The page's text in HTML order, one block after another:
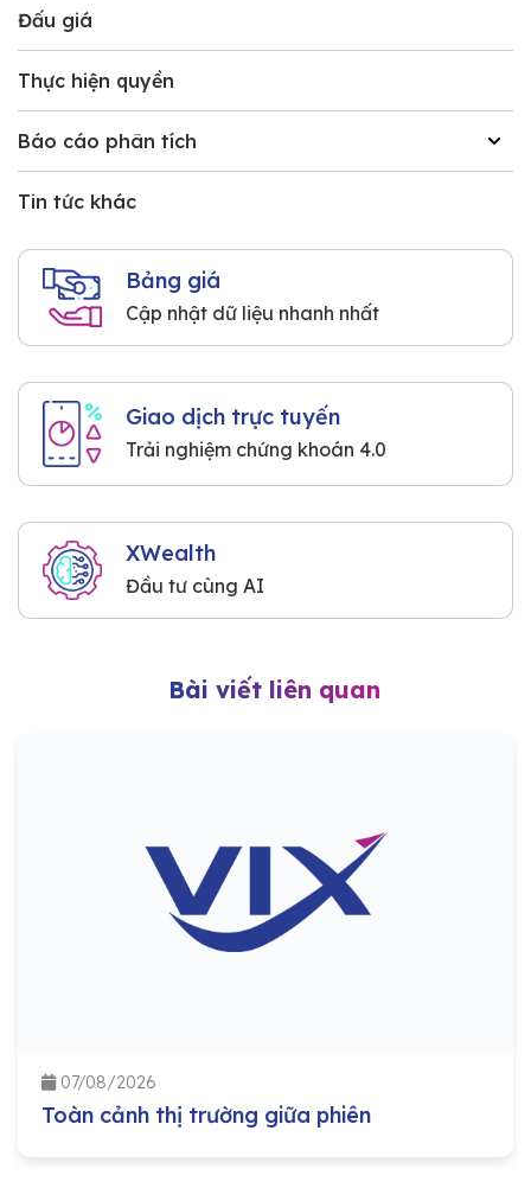
Đấu giá
Thực hiện quyền
Báo cáo phân tích
Tin tức khác
Bảng giá
Cập nhật dữ liệu nhanh nhất
Giao dịch trực tuyến
Trải nghiệm chứng khoán 4.0
XWealth
Đầu tư cùng AI
Bài viết liên quan
07/08/2026
Toàn cảnh thị trường giữa phiên